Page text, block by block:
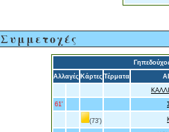
Συμμετοχές
Αλλαγές Κάρτες Τέρματα
61'
(73')